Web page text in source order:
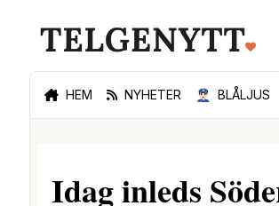
HEM NYHETER 👮🏻‍♂️ BLÅLJUS
Idag inleds